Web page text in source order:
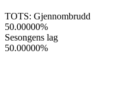
TOTS: Gjennombrudd
50.00000%
Sesongens lag
50.00000%